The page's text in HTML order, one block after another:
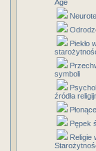
Age
Piekło
symboli
źródła
Pępek
Religie